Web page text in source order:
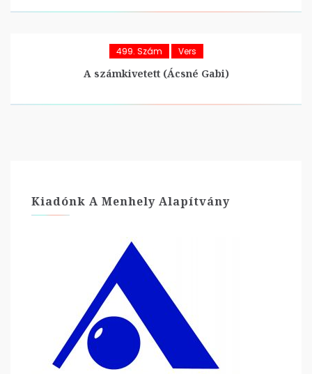
499. Szám Vers
A számkivetett (Ácsné Gabi)
Kiadónk A Menhely Alapítvány